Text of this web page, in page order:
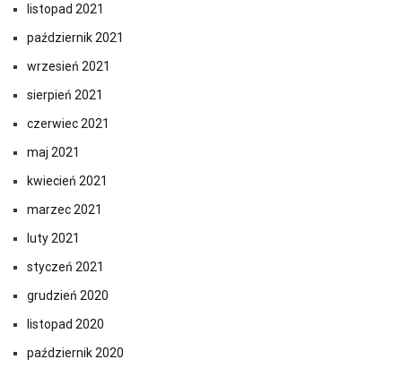
listopad 2021
październik 2021
wrzesień 2021
sierpień 2021
czerwiec 2021
maj 2021
kwiecień 2021
marzec 2021
luty 2021
styczeń 2021
grudzień 2020
listopad 2020
październik 2020